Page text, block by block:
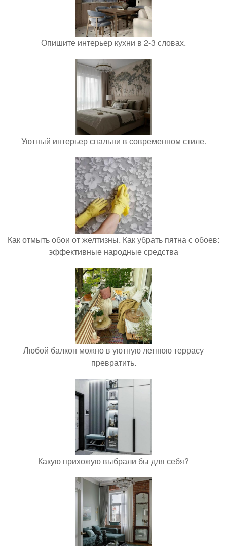
Опишите интерьер кухни в 2-3 словах.
Уютный интерьер спальни в современном стиле.
Как отмыть обои от желтизны. Как убрать пятна с обоев:
эффективные народные средства
Любой балкон можно в уютную летнюю террасу
превратить.
Какую прихожую выбрали бы для себя?